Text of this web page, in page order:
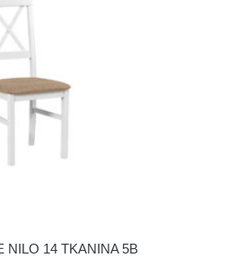
NILO 14 TKANINA 5B